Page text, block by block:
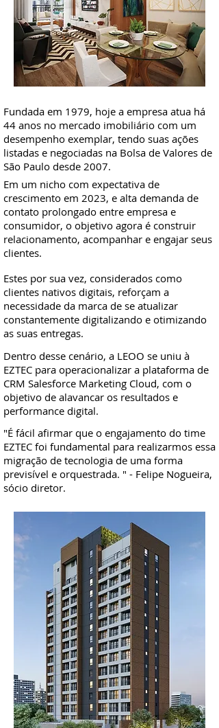
Fundada em 1979, hoje a empresa atua há
44 anos no mercado imobiliário com um
desempenho exemplar, tendo suas ações
listadas e negociadas na Bolsa de Valores de
São Paulo desde 2007.
Em um nicho com expectativa de
crescimento em 2023, e alta demanda de
contato prolongado entre empresa e
consumidor, o objetivo agora é construir
relacionamento, acompanhar e engajar seus
clientes.
Estes por sua vez, considerados como
clientes nativos digitais, reforçam a
necessidade da marca de se atualizar
constantemente digitalizando e otimizando
as suas entregas.
Dentro desse cenário, a LEOO se uniu à
EZTEC para operacionalizar a plataforma de
CRM Salesforce Marketing Cloud, com o
objetivo de alavancar os resultados e
performance digital.
"É fácil afirmar que o engajamento do time
EZTEC foi fundamental para realizarmos essa
migração de tecnologia de uma forma
previsível e orquestrada. " - Felipe Nogueira,
sócio diretor.